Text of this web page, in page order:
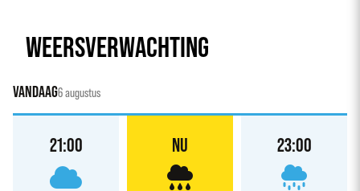
WEERSVERWACHTING
VANDAAG6 augustus
21:00 NU 23:00